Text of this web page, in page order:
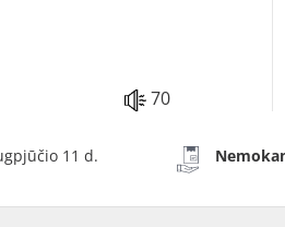
70
11 d.